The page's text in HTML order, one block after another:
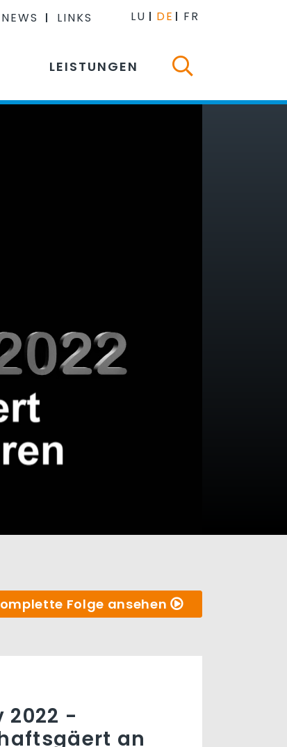
NEWS LINKS LU DE FR
LEISTUNGEN
Folge ansehen
2022 -
an